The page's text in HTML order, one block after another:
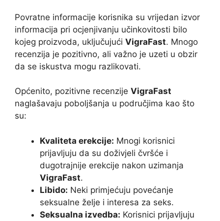
Povratne informacije korisnika su vrijedan izvor
informacija pri ocjenjivanju učinkovitosti bilo
kojeg proizvoda, uključujući VigraFast. Mnogo
recenzija je pozitivno, ali važno je uzeti u obzir
da se iskustva mogu razlikovati.
Općenito, pozitivne recenzije VigraFast
naglašavaju poboljšanja u područjima kao što
su:
Kvaliteta erekcije: Mnogi korisnici
prijavljuju da su doživjeli čvršće i
dugotrajnije erekcije nakon uzimanja
VigraFast.
Libido: Neki primjećuju povećanje
seksualne želje i interesa za seks.
Seksualna izvedba: Korisnici prijavljuju